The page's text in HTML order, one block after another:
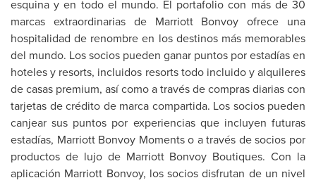
esquina y en todo el mundo. El portafolio con más de 30
marcas extraordinarias de Marriott Bonvoy ofrece una
hospitalidad de renombre en los destinos más memorables
del mundo. Los socios pueden ganar puntos por estadías en
hoteles y resorts, incluidos resorts todo incluido y alquileres
de casas premium, así como a través de compras diarias con
tarjetas de crédito de marca compartida. Los socios pueden
canjear sus puntos por experiencias que incluyen futuras
estadías, Marriott Bonvoy Moments o a través de socios por
productos de lujo de Marriott Bonvoy Boutiques. Con la
aplicación Marriott Bonvoy, los socios disfrutan de un nivel